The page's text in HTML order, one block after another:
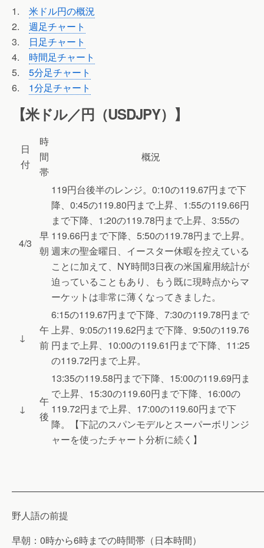
1. 米ドル円の概況
2. 週足チャート
3. 日足チャート
4. 時間足チャート
5. 5分足チャート
6. 1分足チャート
【米ドル／円（USDJPY）】
日
付
時
間
帯
概況
4/3
早
朝
119円台後半のレンジ。0:10の119.67円まで下
降、0:45の119.80円まで上昇、1:55の119.66円
まで下降、1:20の119.78円まで上昇、3:55の
119.66円まで下降、5:50の119.78円まで上昇。
週末の聖金曜日、イースター休暇を控えている
ことに加えて、NY時間3日夜の米国雇用統計が
迫っていることもあり、もう既に現時点からマ
ーケットは非常に薄くなってきました。
↓
午
前
6:15の119.67円まで下降、7:30の119.78円まで
上昇、9:05の119.62円まで下降、9:50の119.76
円まで上昇、10:00の119.61円まで下降、11:25
の119.72円まで上昇。
↓
午
後
13:35の119.58円まで下降、15:00の119.69円ま
で上昇、15:30の119.60円まで下降、16:00の
119.72円まで上昇、17:00の119.60円まで下
降。【下記のスパンモデルとスーパーボリンジ
ャーを使ったチャート分析に続く】
野人語の前提
早朝：0時から6時までの時間帯（日本時間）